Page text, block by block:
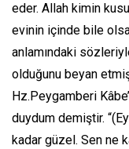
eder. Allah kimin
evinin içinde bile
anlamındaki
olduğunu beyan
Hz.Peygamberi
duydum demiştir.
kadar güzel. Sen ne